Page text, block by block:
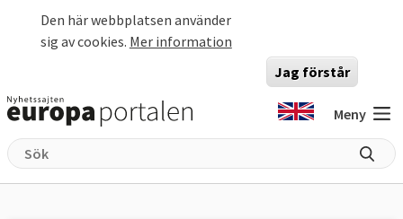
Den här webbplatsen använder
sig av cookies. Mer information
Jag förstår
Meny